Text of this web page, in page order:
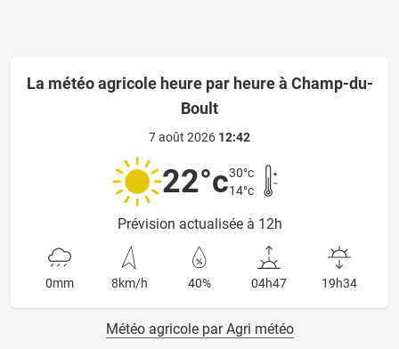
La météo agricole heure par heure à Champ-du-
Boult
7 août 2026 12:42
22°c30°c
14°c
Prévision actualisée à 12h
0mm 8km/h 40% 04h47 19h34
Météo agricole par Agri météo